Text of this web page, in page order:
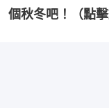
個秋冬吧！（